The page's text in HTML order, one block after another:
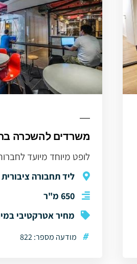
משרדים להשכרה
לופט מיוחד מיועד
ליד תחבורה ציבורית
650 מ"ר
מחיר אטרקטיבי
# מודעה מספר: 822